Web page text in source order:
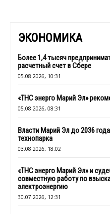
ЭКОНОМИКА
Более 1,4 тысяч
расчетный счет в Сбере
05.08.2026, 10:31
«ТНС энерго Марий Эл»
05.08.2026, 08:31
Власти Марий Эл до 2036
технопарка
03.08.2026, 18:02
«ТНС энерго Марий Эл» и
совместную работу по
электроэнергию
30.07.2026, 12:31